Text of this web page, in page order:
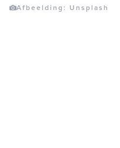
Afbeelding: Unsplash